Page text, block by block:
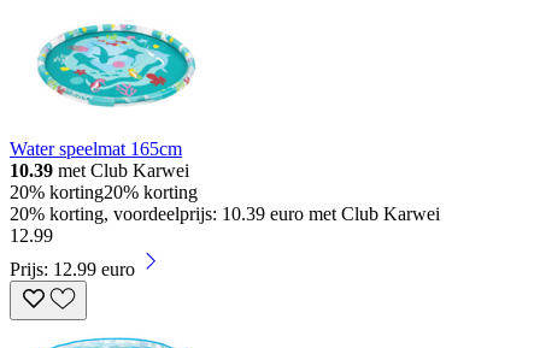
Water speelmat 165cm
10.39 met Club Karwei
20% korting20% korting
20% korting, voordeelprijs: 10.39 euro met Club Karwei
12.99
Prijs: 12.99 euro